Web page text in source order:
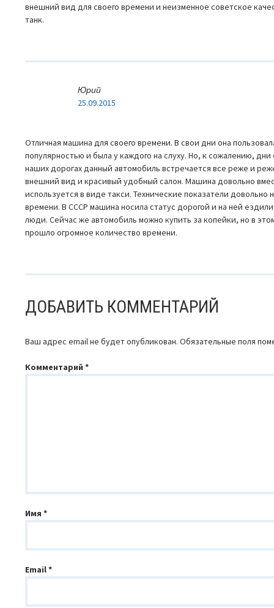
внешний вид для своего времени и неизменное советское
танк.
Юрий
25.09.2015
Отличная машина для своего времени. В свои дни она
популярностью и была у каждого на слуху. Но, к сожалению,
наших дорогах данный автомобиль встречается все реже и
внешний вид и красивый удобный салон. Машина довольно
используется в виде такси. Технические показатели довольно
времени. В СССР машина носила статус дорогой и на ней
люди. Сейчас же автомобиль можно купить за копейки, но в
прошло огромное количество времени.
ДОБАВИТЬ КОММЕНТАРИЙ
Ваш адрес email не будет опубликован.Обязательные поля
Комментарий*
Имя*
Email*